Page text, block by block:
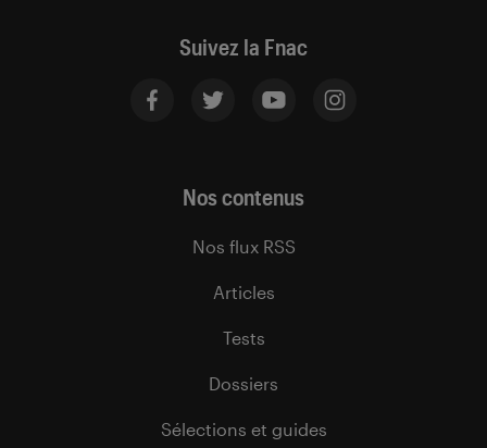
Suivez la Fnac
Nos contenus
Nos flux RSS
Articles
Tests
Dossiers
Sélections et guides